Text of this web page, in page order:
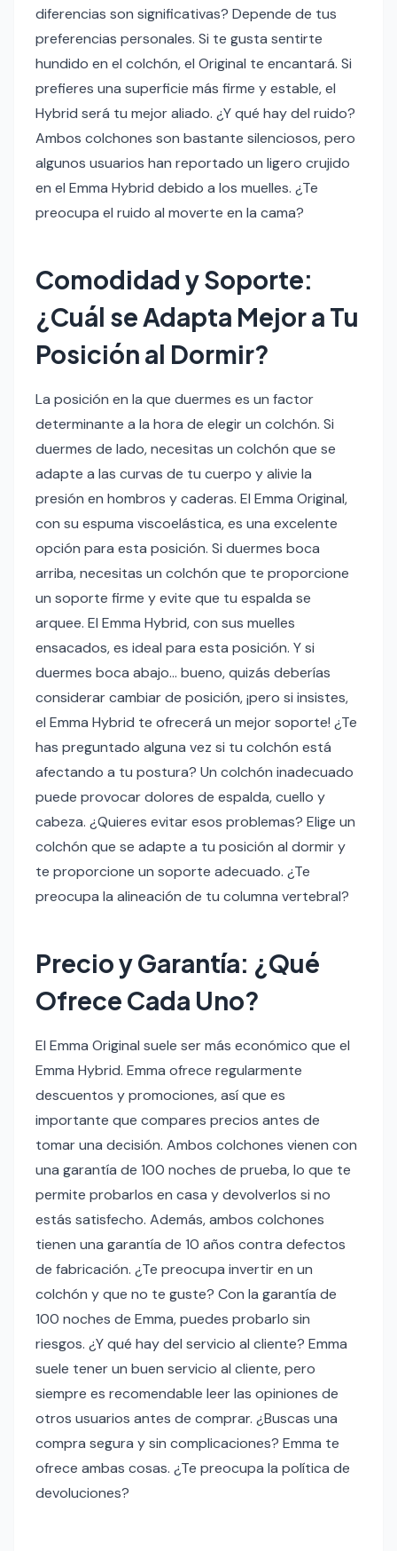
diferencias son significativas? Depende de tus
preferencias personales. Si te gusta sentirte
hundido en el colchón, el Original te encantará. Si
prefieres una superficie más firme y estable, el
Hybrid será tu mejor aliado. ¿Y qué hay del ruido?
Ambos colchones son bastante silenciosos, pero
algunos usuarios han reportado un ligero crujido
en el Emma Hybrid debido a los muelles. ¿Te
preocupa el ruido al moverte en la cama?
Comodidad y Soporte:
¿Cuál se Adapta Mejor a Tu
Posición al Dormir?
La posición en la que duermes es un factor
determinante a la hora de elegir un colchón. Si
duermes de lado, necesitas un colchón que se
adapte a las curvas de tu cuerpo y alivie la
presión en hombros y caderas. El Emma Original,
con su espuma viscoelástica, es una excelente
opción para esta posición. Si duermes boca
arriba, necesitas un colchón que te proporcione
un soporte firme y evite que tu espalda se
arquee. El Emma Hybrid, con sus muelles
ensacados, es ideal para esta posición. Y si
duermes boca abajo… bueno, quizás deberías
considerar cambiar de posición, ¡pero si insistes,
el Emma Hybrid te ofrecerá un mejor soporte! ¿Te
has preguntado alguna vez si tu colchón está
afectando a tu postura? Un colchón inadecuado
puede provocar dolores de espalda, cuello y
cabeza. ¿Quieres evitar esos problemas? Elige un
colchón que se adapte a tu posición al dormir y
te proporcione un soporte adecuado. ¿Te
preocupa la alineación de tu columna vertebral?
Precio y Garantía: ¿Qué
Ofrece Cada Uno?
El Emma Original suele ser más económico que el
Emma Hybrid. Emma ofrece regularmente
descuentos y promociones, así que es
importante que compares precios antes de
tomar una decisión. Ambos colchones vienen con
una garantía de 100 noches de prueba, lo que te
permite probarlos en casa y devolverlos si no
estás satisfecho. Además, ambos colchones
tienen una garantía de 10 años contra defectos
de fabricación. ¿Te preocupa invertir en un
colchón y que no te guste? Con la garantía de
100 noches de Emma, puedes probarlo sin
riesgos. ¿Y qué hay del servicio al cliente? Emma
suele tener un buen servicio al cliente, pero
siempre es recomendable leer las opiniones de
otros usuarios antes de comprar. ¿Buscas una
compra segura y sin complicaciones? Emma te
ofrece ambas cosas. ¿Te preocupa la política de
devoluciones?